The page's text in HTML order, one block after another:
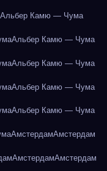
Альбер Камю — Чума
Альбер Камю — Чума
Альбер Камю — Чума
Альбер Камю — Чума
Альбер Камю — Чума
АмстердамАмстердам
АмстердамАмстердам